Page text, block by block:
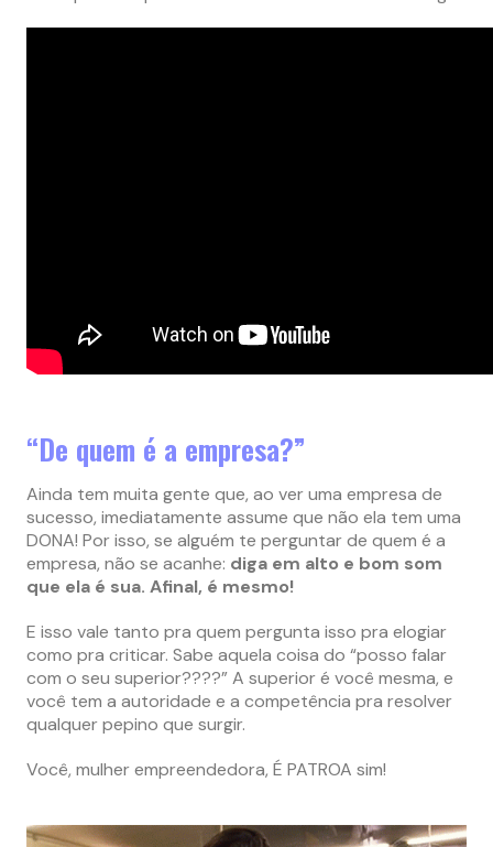
“De quem é a empresa?”
Ainda tem muita gente que, ao ver uma empresa de
sucesso, imediatamente assume que não ela tem uma
DONA! Por isso, se alguém te perguntar de quem é a
empresa, não se acanhe: diga em alto e bom som
que ela é sua. Afinal, é mesmo!
E isso vale tanto pra quem pergunta isso pra elogiar
como pra criticar. Sabe aquela coisa do “posso falar
com o seu superior????” A superior é você mesma, e
você tem a autoridade e a competência pra resolver
qualquer pepino que surgir.
Você, mulher empreendedora, É PATROA sim!